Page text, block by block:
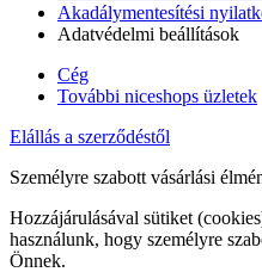
Akadálymentesítési
Adatvédelmi beállítások
Cég
További niceshops üzletek
Elállás a szerződéstől
Személyre szabott vásárlási
Hozzájárulásával sütiket
használunk, hogy személyre
Önnek.